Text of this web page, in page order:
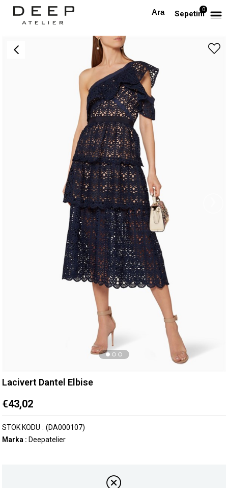
Sepetim0
Anasayfa TÜM ELBİSELER
Lacivert Dantel Elbise
€43,02
(DA000107)
STOK KODU
Marka : Deepatelier